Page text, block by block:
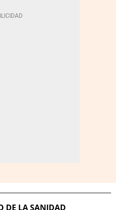
DE LA SANIDAD